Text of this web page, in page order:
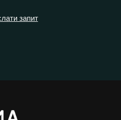
запит